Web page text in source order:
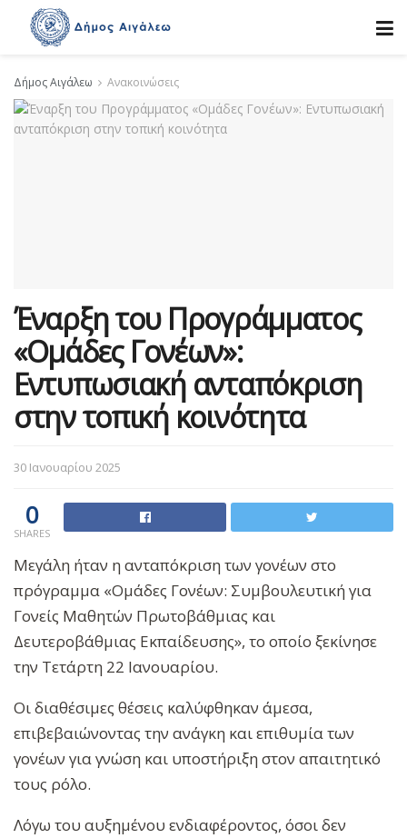
Δήμος Αιγάλεω Ανακοινώσεις
Έναρξη του Προγράμματος
«Ομάδες Γονέων»:
Εντυπωσιακή ανταπόκριση
στην τοπική κοινότητα
30 Ιανουαρίου 2025
0
SHARES
Μεγάλη ήταν η ανταπόκριση των γονέων στο
πρόγραμμα «Ομάδες Γονέων: Συμβουλευτική για
Γονείς Μαθητών Πρωτοβάθμιας και
Δευτεροβάθμιας Εκπαίδευσης», το οποίο ξεκίνησε
την Τετάρτη 22 Ιανουαρίου.
Οι διαθέσιμες θέσεις καλύφθηκαν άμεσα,
επιβεβαιώνοντας την ανάγκη και επιθυμία των
γονέων για γνώση και υποστήριξη στον απαιτητικό
τους ρόλο.
Λόγω του αυξημένου ενδιαφέροντος, όσοι δεν